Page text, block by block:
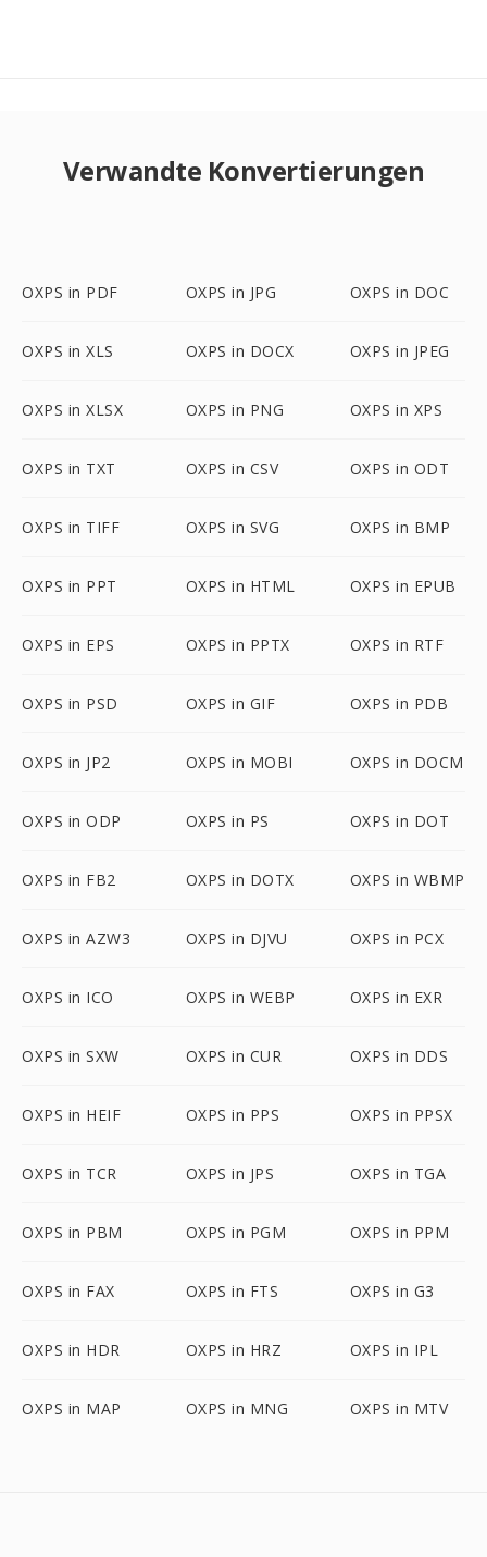
Verwandte Konvertierungen
OXPS in PDF OXPS in JPG OXPS in DOC
OXPS in XLS OXPS in DOCX OXPS in JPEG
OXPS in XLSX OXPS in PNG OXPS in XPS
OXPS in TXT OXPS in CSV OXPS in ODT
OXPS in TIFF OXPS in SVG OXPS in BMP
OXPS in PPT OXPS in HTML OXPS in EPUB
OXPS in EPS OXPS in PPTX OXPS in RTF
OXPS in PSD OXPS in GIF OXPS in PDB
OXPS in JP2 OXPS in MOBI OXPS in DOCM
OXPS in ODP OXPS in PS OXPS in DOT
OXPS in FB2 OXPS in DOTX OXPS in WBMP
OXPS in AZW3 OXPS in DJVU OXPS in PCX
OXPS in ICO OXPS in WEBP OXPS in EXR
OXPS in SXW OXPS in CUR OXPS in DDS
OXPS in HEIF OXPS in PPS OXPS in PPSX
OXPS in TCR OXPS in JPS OXPS in TGA
OXPS in PBM OXPS in PGM OXPS in PPM
OXPS in FAX OXPS in FTS OXPS in G3
OXPS in HDR OXPS in HRZ OXPS in IPL
OXPS in MAP OXPS in MNG OXPS in MTV